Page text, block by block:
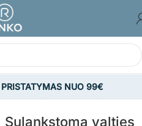
NUO 99€
ir valčių priedai/ Valčių kėdutės
Sulankstoma valties